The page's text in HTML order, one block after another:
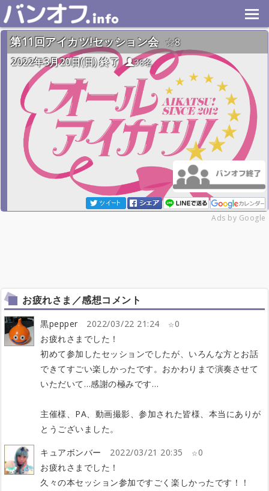
第11回アイカツ!セッション会
8
2022年3月20日(日) 終了
38名
Ads by Google
お疲れさま／感想コメント
黒pepper 2022/03/22 21:24
0
お疲れさまでした！
初めて参加したセッションでしたが、いろんな方とお話
できてすごい楽しかったです。おかわりまで演奏させて
いただいて…感謝の極みです…
主催様、PA、動画撮影、参加された皆様、本当にありが
とうございました。
キュアボンバー 2022/03/21 20:35
0
お疲れさまでした！
久々の本セッション参加ですごく楽しかったです！！